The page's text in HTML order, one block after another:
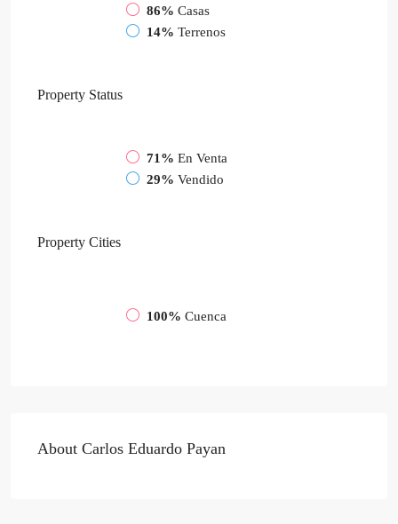
86% Casas
14% Terrenos
Property Status
71% En Venta
29% Vendido
Property Cities
100% Cuenca
About Carlos Eduardo Payan